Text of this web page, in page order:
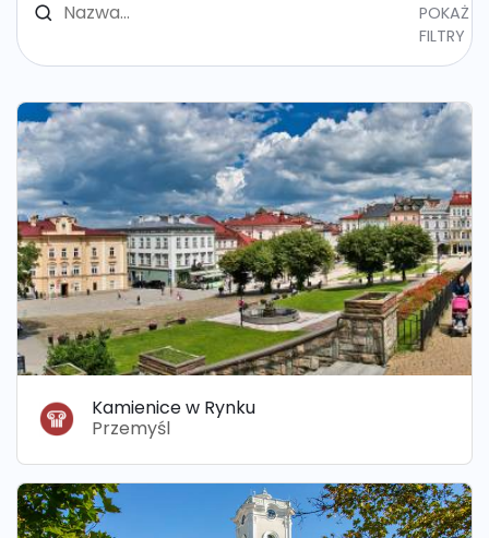
POKAŻ
FILTRY
Kamienice w Rynku
Przemyśl